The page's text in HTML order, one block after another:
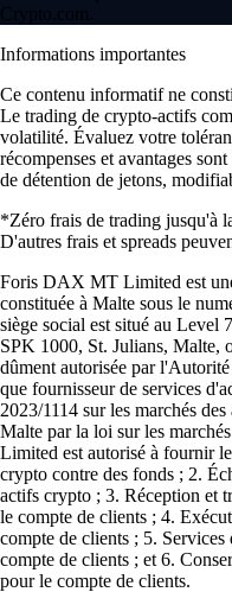
Crypto.com.
Informations importantes
Ce contenu informatif ne
Le trading de crypto-actifs
volatilité. Évaluez votre
récompenses et avantages
de détention de jetons,
*Zéro frais de trading jusqu'à
D'autres frais et spreads
Foris DAX MT Limited est
constituée à Malte sous le
siège social est situé au
SPK 1000, St. Julians, Malte,
dûment autorisée par
que fournisseur de services
2023/1114 sur les marchés
Malte par la loi sur les
Limited est autorisé à fournir
crypto contre des fonds ; 2.
actifs crypto ; 3. Réception et
le compte de clients ; 4.
compte de clients ; 5.
compte de clients ; et 6.
pour le compte de clients.